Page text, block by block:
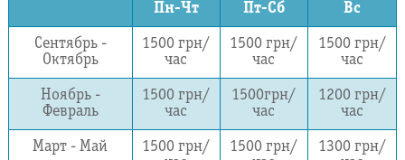
Пн-Чт Пт-Сб Вс
Сентябрь -
Октябрь
1500 грн/
час
1500 грн/
час
1500 грн/
час
Ноябрь -
Февраль
1500 грн/
час
1500грн/
час
1200 грн/
час
Март - Май
1500 грн/
1500 грн/
1300 грн/